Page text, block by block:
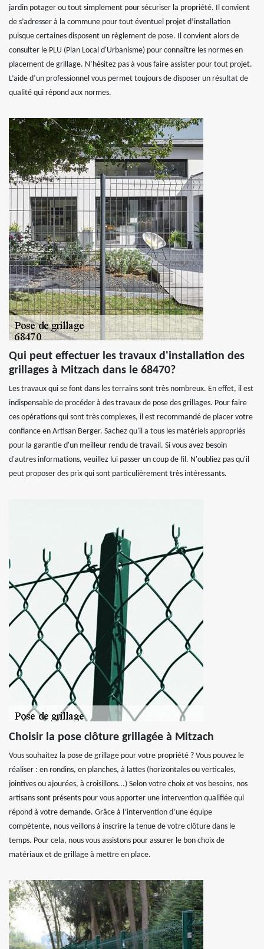
jardin potager ou tout simplement pour sécuriser la propriété. Il convient
de s’adresser à la commune pour tout éventuel projet d’installation
puisque certaines disposent un règlement de pose. Il convient alors de
consulter le PLU (Plan Local d'Urbanisme) pour connaître les normes en
placement de grillage. N’hésitez pas à vous faire assister pour tout projet.
L’aide d’un professionnel vous permet toujours de disposer un résultat de
qualité qui répond aux normes.
Qui peut effectuer les travaux d'installation des
grillages à Mitzach dans le 68470?
Les travaux qui se font dans les terrains sont très nombreux. En effet, il est
indispensable de procéder à des travaux de pose des grillages. Pour faire
ces opérations qui sont très complexes, il est recommandé de placer votre
confiance en Artisan Berger. Sachez qu'il a tous les matériels appropriés
pour la garantie d'un meilleur rendu de travail. Si vous avez besoin
d'autres informations, veuillez lui passer un coup de fil. N'oubliez pas qu'il
peut proposer des prix qui sont particulièrement très intéressants.
Choisir la pose clôture grillagée à Mitzach
Vous souhaitez la pose de grillage pour votre propriété ? Vous pouvez le
réaliser : en rondins, en planches, à lattes (horizontales ou verticales,
jointives ou ajourées, à croisillons...) Selon votre choix et vos besoins, nos
artisans sont présents pour vous apporter une intervention qualifiée qui
répond à votre demande. Grâce à l’intervention d’une équipe
compétente, nous veillons à inscrire la tenue de votre clôture dans le
temps. Pour cela, nous vous assistons pour assurer le bon choix de
matériaux et de grillage à mettre en place.